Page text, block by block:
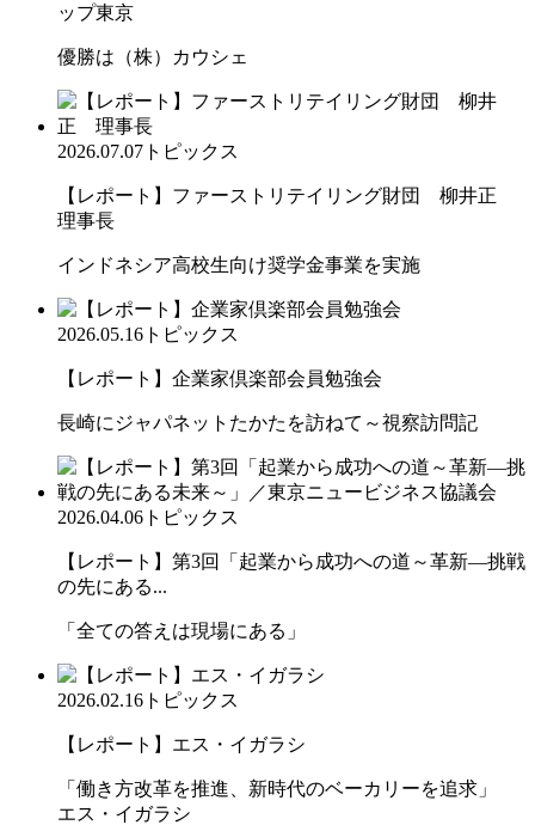
ップ東京
優勝は（株）カウシェ
2026.07.07 トピックス
【レポート】ファーストリテイリング財団 柳井正
理事長
インドネシア高校生向け奨学金事業を実施
2026.05.16 トピックス
【レポート】企業家倶楽部会員勉強会
長崎にジャパネットたかたを訪ねて～視察訪問記
2026.04.06 トピックス
【レポート】第3回「起業から成功への道～革新―挑戦
の先にある...
「全ての答えは現場にある」
2026.02.16 トピックス
【レポート】エス・イガラシ
「働き方改革を推進、新時代のベーカリーを追求」
エス・イガラシ